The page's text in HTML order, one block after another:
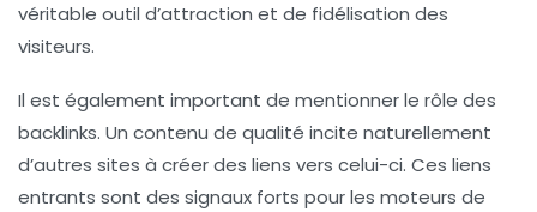
véritable outil d’attraction et de fidélisation des
visiteurs.
Il est également important de mentionner le rôle des
backlinks. Un contenu de qualité incite naturellement
d’autres sites à créer des liens vers celui-ci. Ces liens
entrants sont des signaux forts pour les moteurs de